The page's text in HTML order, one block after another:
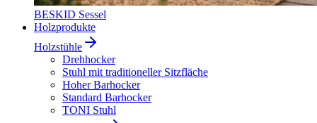
BESKID Sessel
Holzprodukte
Holzstühle
Drehhocker
Stuhl mit traditioneller Sitzfläche
Hoher Barhocker
Standard Barhocker
TONI Stuhl